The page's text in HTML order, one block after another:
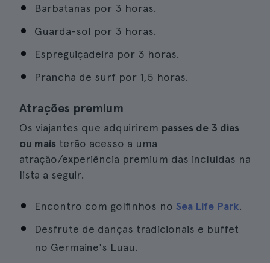
Barbatanas por 3 horas.
Guarda-sol por 3 horas.
Espreguiçadeira por 3 horas.
Prancha de surf por 1,5 horas.
Atrações premium
Os viajantes que adquirirem passes de 3 dias
ou mais terão acesso a uma
atração/experiência premium das incluídas na
lista a seguir.
Encontro com golfinhos no Sea Life Park.
Desfrute de danças tradicionais e buffet
no Germaine's Luau.